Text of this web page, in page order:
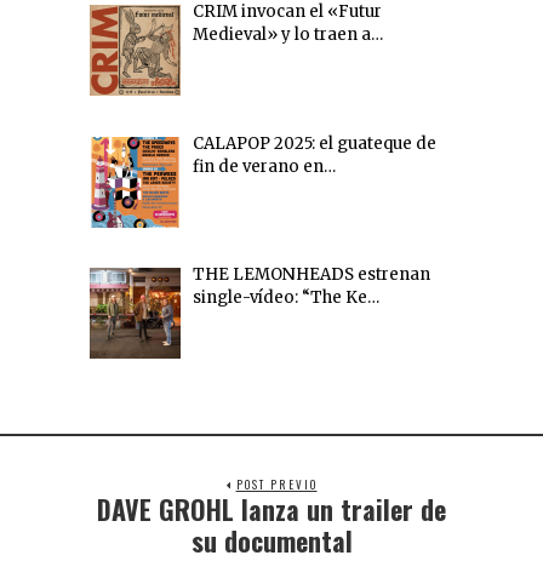
CRIM invocan el «Futur
Medieval» y lo traen a…
CALAPOP 2025: el guateque de
fin de verano en…
THE LEMONHEADS estrenan
single-vídeo: “The Ke…
POST PREVIO
DAVE GROHL lanza un trailer de
su documental